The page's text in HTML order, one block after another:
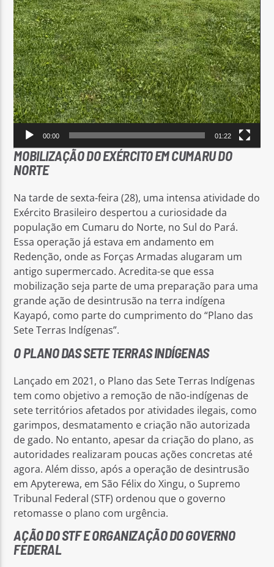
00:00 01:22
MOBILIZAÇÃO DO EXÉRCITO EM CUMARU DO
NORTE
Na tarde de sexta-feira (28), uma intensa atividade do
Exército Brasileiro despertou a curiosidade da
população em Cumaru do Norte, no Sul do Pará.
Essa operação já estava em andamento em
Redenção, onde as Forças Armadas alugaram um
antigo supermercado. Acredita-se que essa
mobilização seja parte de uma preparação para uma
grande ação de desintrusão na terra indígena
Kayapó, como parte do cumprimento do “Plano das
Sete Terras Indígenas”.
O PLANO DAS SETE TERRAS INDÍGENAS
Lançado em 2021, o Plano das Sete Terras Indígenas
tem como objetivo a remoção de não-indígenas de
sete territórios afetados por atividades ilegais, como
garimpos, desmatamento e criação não autorizada
de gado. No entanto, apesar da criação do plano, as
autoridades realizaram poucas ações concretas até
agora. Além disso, após a operação de desintrusão
em Apyterewa, em São Félix do Xingu, o Supremo
Tribunal Federal (STF) ordenou que o governo
retomasse o plano com urgência.
AÇÃO DO STF E ORGANIZAÇÃO DO GOVERNO
FEDERAL